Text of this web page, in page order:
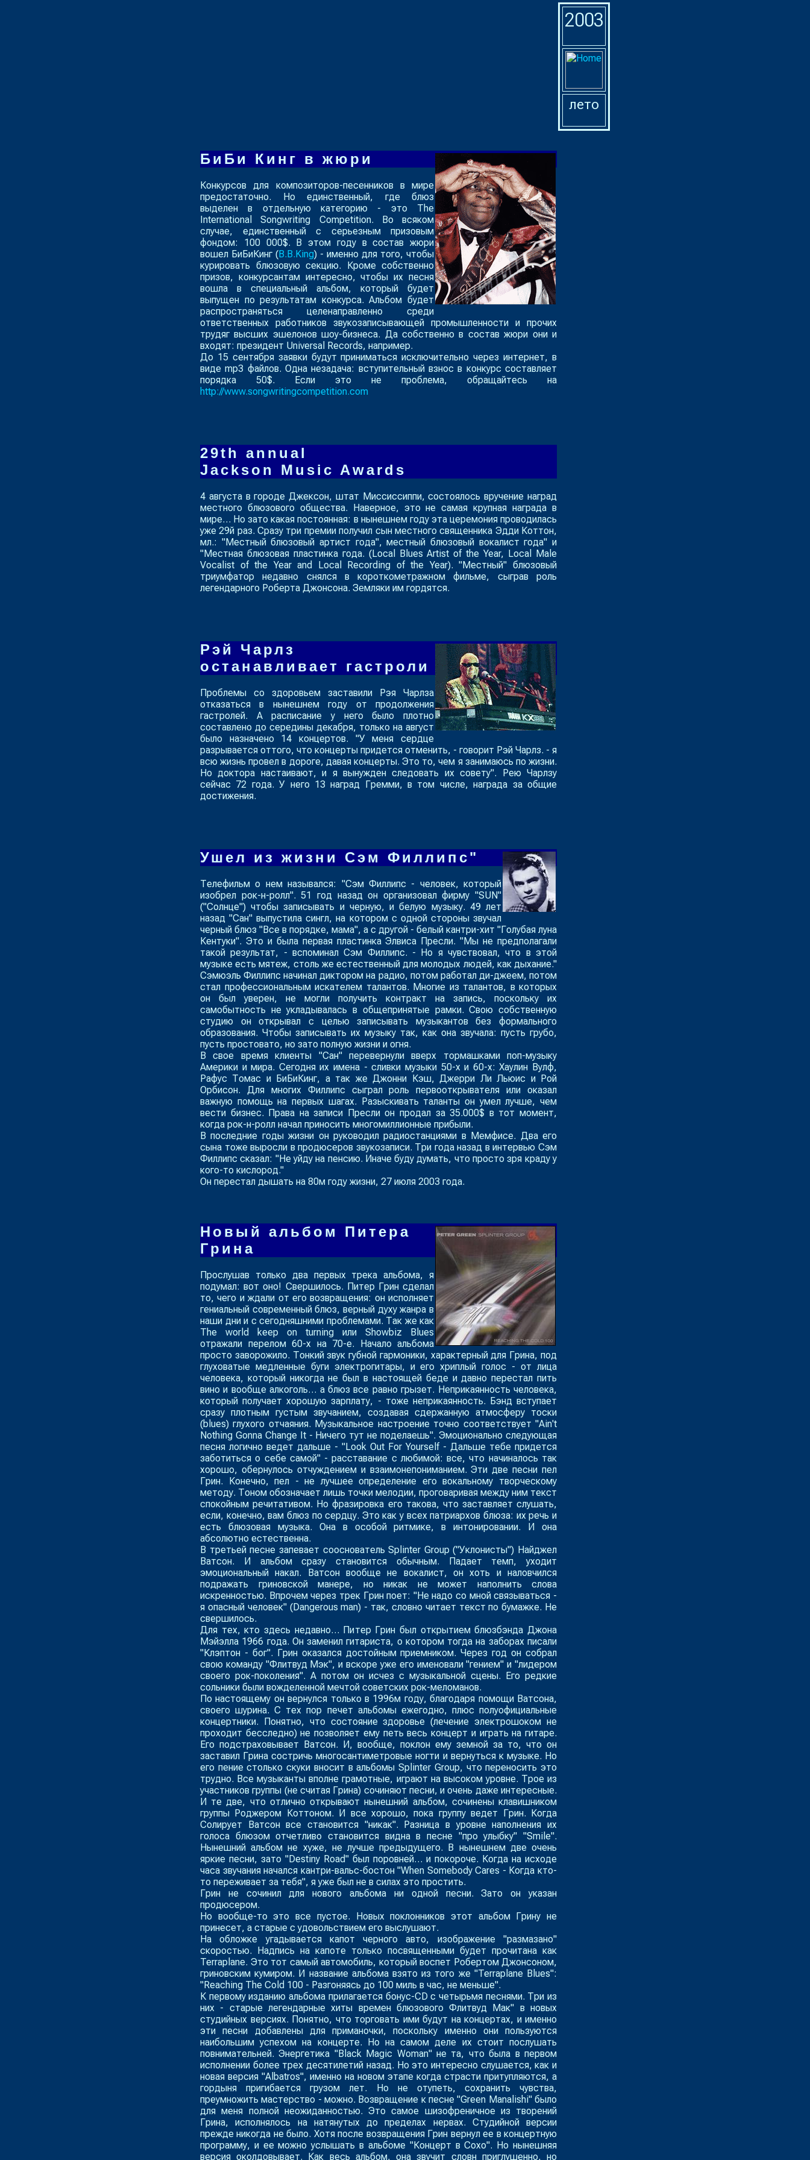
2003
лето
БиБи Кинг в жюри
Конкурсов для композиторов-песенников в мире
предостаточно. Но единственный, где блюз
выделен в отдельную категорию - это The
International Songwriting Competition. Во всяком
случае, единственный с серьезным призовым
фондом: 100 000$. В этом году в состав жюри
вошел БиБиКинг (B.B.King) - именно для того, чтобы
курировать блюзовую секцию. Кроме собственно
призов, конкурсантам интересно, чтобы их песня
вошла в специальный альбом, который будет
выпущен по результатам конкурса. Альбом будет
распространяться целенаправленно среди
ответственных работников звукозаписывающей промышленности и прочих
трудяг высших эшелонов шоу-бизнеса. Да собственно в состав жюри они и
входят: президент Universal Records, например.
До 15 сентября заявки будут приниматься исключительно через интернет, в
виде mp3 файлов. Одна незадача: вступительный взнос в конкурс составляет
порядка 50$. Если это не проблема, обращайтесь на
http://www.songwritingcompetition.com
29th annual
Jackson Music Awards
4 августа в городе Джексон, штат Миссиссиппи, состоялось вручение наград
местного блюзового общества. Наверное, это не самая крупная награда в
мире… Но зато какая постоянная: в нынешнем году эта церемония проводилась
уже 29й раз. Сразу три премии получил сын местного священника Эдди Коттон,
мл.: "Местный блюзовый артист года", местный блюзовый вокалист года" и
"Местная блюзовая пластинка года. (Local Blues Artist of the Year, Local Male
Vocalist of the Year and Local Recording of the Year). "Местный" блюзовый
триумфатор недавно снялся в короткометражном фильме, сыграв роль
легендарного Роберта Джонсона. Земляки им гордятся.
Рэй Чарлз
останавливает гастроли
Проблемы со здоровьем заставили Рэя Чарлза
отказаться в нынешнем году от продолжения
гастролей. А расписание у него было плотно
составлено до середины декабря, только на август
было назначено 14 концертов. "У меня сердце
разрывается оттого, что концерты придется отменить, - говорит Рэй Чарлз. - я
всю жизнь провел в дороге, давая концерты. Это то, чем я занимаюсь по жизни.
Но доктора настаивают, и я вынужден следовать их совету". Рею Чарлзу
сейчас 72 года. У него 13 наград Гремми, в том числе, награда за общие
достижения.
Ушел из жизни Сэм Филлипс"
Телефильм о нем назывался: "Сэм Филлипс - человек, который
изобрел рок-н-ролл". 51 год назад он организовал фирму "SUN"
("Солнце") чтобы записывать и черную, и белую музыку. 49 лет
назад "Сан" выпустила сингл, на котором с одной стороны звучал
черный блюз "Все в порядке, мама", а с другой - белый кантри-хит "Голубая луна
Кентуки". Это и была первая пластинка Элвиса Пресли. "Мы не предполагали
такой результат, - вспоминал Сэм Филлипс. - Но я чувствовал, что в этой
музыке есть мятеж, столь же естественный для молодых людей, как дыхание."
Сэмюэль Филлипс начинал диктором на радио, потом работал ди-джеем, потом
стал профессиональным искателем талантов. Многие из талантов, в которых
он был уверен, не могли получить контракт на запись, поскольку их
самобытность не укладывалась в общепринятые рамки. Свою собственную
студию он открывал с целью записывать музыкантов без формального
образования. Чтобы записывать их музыку так, как она звучала: пусть грубо,
пусть простовато, но зато полную жизни и огня.
В свое время клиенты "Сан" перевернули вверх тормашками поп-музыку
Америки и мира. Сегодня их имена - сливки музыки 50-х и 60-х: Хаулин Вулф,
Рафус Томас и БиБиКинг, а так же Джонни Кэш, Джерри Ли Льюис и Рой
Орбисон. Для многих Филлипс сыграл роль первооткрывателя или оказал
важную помощь на первых шагах. Разыскивать таланты он умел лучше, чем
вести бизнес. Права на записи Пресли он продал за 35.000$ в тот момент,
когда рок-н-ролл начал приносить многомиллионные прибыли.
В последние годы жизни он руководил радиостанциями в Мемфисе. Два его
сына тоже выросли в продюсеров звукозаписи. Три года назад в интервью Сэм
Филлипс сказал: "Не уйду на пенсию. Иначе буду думать, что просто зря краду у
кого-то кислород."
Он перестал дышать на 80м году жизни, 27 июля 2003 года.
Новый альбом Питера
Грина
Прослушав только два первых трека альбома, я
подумал: вот оно! Свершилось. Питер Грин сделал
то, чего и ждали от его возвращения: он исполняет
гениальный современный блюз, верный духу жанра в
наши дни и с сегодняшними проблемами. Так же как
The world keep on turning или Showbiz Blues
отражали перелом 60-х на 70-е. Начало альбома
просто заворожило. Тонкий звук губной гармоники, характерный для Грина, под
глуховатые медленные буги электрогитары, и его хриплый голос - от лица
человека, который никогда не был в настоящей беде и давно перестал пить
вино и вообще алкоголь… а блюз все равно грызет. Неприкаянность человека,
который получает хорошую зарплату, - тоже неприкаянность. Бэнд вступает
сразу плотным густым звучанием, создавая сдержанную атмосферу тоски
(blues) глухого отчаяния. Музыкальное настроение точно соответствует "Ain't
Nothing Gonna Change It - Ничего тут не поделаешь". Эмоционально следующая
песня логично ведет дальше - "Look Out For Yourself - Дальше тебе придется
заботиться о себе самой" - расставание с любимой: все, что начиналось так
хорошо, обернулось отчуждением и взаимонепониманием. Эти две песни пел
Грин. Конечно, пел - не лучшее определение его вокальному творческому
методу. Тоном обозначает лишь точки мелодии, проговаривая между ним текст
спокойным речитативом. Но фразировка его такова, что заставляет слушать,
если, конечно, вам блюз по сердцу. Это как у всех патриархов блюза: их речь и
есть блюзовая музыка. Она в особой ритмике, в интонировании. И она
абсолютно естественна.
В третьей песне запевает сооснователь Splinter Group ("Уклонисты") Найджел
Ватсон. И альбом сразу становится обычным. Падает темп, уходит
эмоциональный накал. Ватсон вообще не вокалист, он хоть и наловчился
подражать гриновской манере, но никак не может наполнить слова
искренностью. Впрочем через трек Грин поет: "Не надо со мной связываться -
я опасный человек" (Dangerous man) - так, словно читает текст по бумажке. Не
свершилось.
Для тех, кто здесь недавно… Питер Грин был открытием блюзбэнда Джона
Мэйэлла 1966 года. Он заменил гитариста, о котором тогда на заборах писали
"Клэптон - бог". Грин оказался достойным приемником. Через год он собрал
свою команду "Флитвуд Мэк", и вскоре уже его именовали "гением" и "лидером
своего рок-поколения". А потом он исчез с музыкальной сцены. Его редкие
сольники были вожделенной мечтой советских рок-меломанов.
По настоящему он вернулся только в 1996м году, благодаря помощи Ватсона,
своего шурина. С тех пор печет альбомы ежегодно, плюс полуофициальные
концертники. Понятно, что состояние здоровье (лечение электрошоком не
проходит бесследно) не позволяет ему петь весь концерт и играть на гитаре.
Его подстраховывает Ватсон. И, вообще, поклон ему земной за то, что он
заставил Грина состричь многосантиметровые ногти и вернуться к музыке. Но
его пение столько скуки вносит в альбомы Splinter Group, что переносить это
трудно. Все музыканты вполне грамотные, играют на высоком уровне. Трое из
участников группы (не считая Грина) сочиняют песни, и очень даже интересные.
И те две, что отлично открывают нынешний альбом, сочинены клавишником
группы Роджером Коттоном. И все хорошо, пока группу ведет Грин. Когда
Солирует Ватсон все становится "никак". Разница в уровне наполнения их
голоса блюзом отчетливо становится видна в песне "про улыбку" "Smile".
Нынешний альбом не хуже, не лучше предыдущего. В нынешнем две очень
яркие песни, зато "Destiny Road" был поровней… и покороче. Когда на исходе
часа звучания начался кантри-вальс-бостон "When Somebody Cares - Когда кто-
то переживает за тебя", я уже был не в силах это простить.
Грин не сочинил для нового альбома ни одной песни. Зато он указан
продюсером.
Но вообще-то это все пустое. Новых поклонников этот альбом Грину не
принесет, а старые с удовольствием его выслушают.
На обложке угадывается капот черного авто, изображение "размазано"
скоростью. Надпись на капоте только посвященными будет прочитана как
Terraplane. Это тот самый автомобиль, который воспет Робертом Джонсоном,
гриновским кумиром. И название альбома взято из того же "Terraplane Blues":
"Reaching The Cold 100 - Разгоняясь до 100 миль в час, не меньше".
К первому изданию альбома прилагается бонус-CD с четырьмя песнями. Три из
них - старые легендарные хиты времен блюзового Флитвуд Мак" в новых
студийных версиях. Понятно, что торговать ими будут на концертах, и именно
эти песни добавлены для приманочки, поскольку именно они пользуются
наибольшим успехом на концерте. Но на самом деле их стоит послушать
повнимательней. Энергетика "Black Magic Woman" не та, что была в первом
исполнении более трех десятилетий назад. Но это интересно слушается, как и
новая версия "Albatros", именно на новом этапе когда страсти притупляются, а
гордыня пригибается грузом лет. Но не отупеть, сохранить чувства,
преумножить мастерство - можно. Возвращение к песне "Green Manalishi" было
для меня полной неожиданностью. Это самое шизофреничное из творений
Грина, исполнялось на натянутых до пределах нервах. Студийной версии
прежде никогда не было. Хотя после возвращения Грин вернул ее в концертную
программу, и ее можно услышать в альбоме "Концерт в Сохо". Но нынешняя
версия околдовывает. Как весь альбом, она звучит словн приглушенно, но